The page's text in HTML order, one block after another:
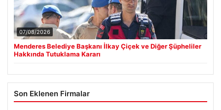
07/08/2026
Menderes Belediye Başkanı İlkay Çiçek ve Diğer Şüpheliler
Hakkında Tutuklama Kararı
Son Eklenen Firmalar